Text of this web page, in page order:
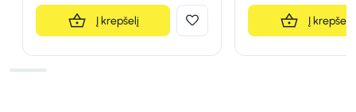
Į krepšelį Į krepšelį